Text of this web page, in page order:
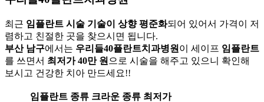
최근 임플란트 시술 기술이 상향 평준화되어 있어서 가격이 저
렴하고 친절한 곳을 찾으시면 됩니다.
부산 남구에서는 우리들40플란트치과병원 이 세이프 임플란트
를 쓰면서 최저가 40만 원 으로 시술을 해주고 있으니 확인해
보시고 건강한 치아 만드세요!!
임플란트 종류 크라운 종류 최저가